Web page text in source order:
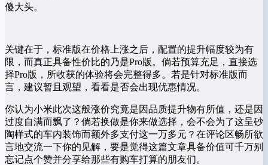
傻大头。
关键在于，标准版在价格上涨之后，配置的提升幅度较为有
限，而真正具备性价比的乃是Pro版。倘若预算充足，直接选
择Pro版，所收获的体验将会完整得多。若是针对标准版而
言，建议暂且观望，看看是否会出现优惠情况。
你认为小米此次这般涨价究竟是因品质提升物有所值，还是因
过度自满而飘了？倘若换做是你来做选择，会不会为了这呈砂
陶样式的车内装饰而额外多支付这一万多元？在评论区畅所欲
言地交流一下你的见解，要是觉得这篇文章具备价值可千万别
忘记点个赞并分享给那些有购车打算的朋友们。